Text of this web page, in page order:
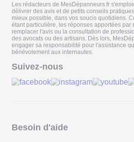
Les rédacteurs de MesDépanneurs.fr
délivrer des avis et de petits conseils
mieux possible, dans vos soucis quotidiens.
étant particulière, les réponses apportées par
remplacer l'avis ou la consultation de
des avocats ou des artisans. Dès lors,
engager sa responsabilité pour l'assistance
bénévolement aux internautes.
Suivez-nous
Besoin d'aide